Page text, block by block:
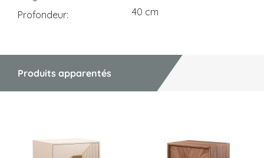
Profondeur
40 cm
Produits apparentés